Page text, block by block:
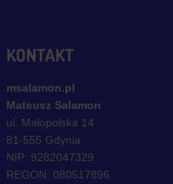
KONTAKT
msalamon.pl
Mateusz Salamon
ul. Małopolska 14
81-555 Gdynia
NIP: 9282047329
REGON: 080517896